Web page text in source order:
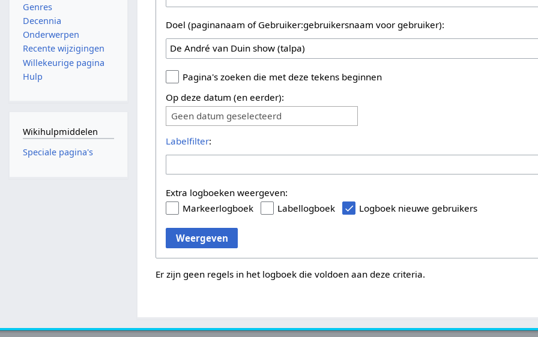
Doel (paginanaam of Gebruiker:gebruikersnaam voor gebruiker):
Pagina's zoeken die met deze tekens beginnen
Op deze datum (en eerder):
Geen datum geselecteerd
Labelfilter:
Extra logboeken weergeven:
Markeerlogboek
Labellogboek Logboek nieuwe gebruikers
Weergeven
Er zijn geen regels in het logboek die voldoen aan deze criteria.
Genres
Decennia
Onderwerpen
Recente wijzigingen
Willekeurige pagina
Hulp
Wikihulpmiddelen
Speciale pagina's